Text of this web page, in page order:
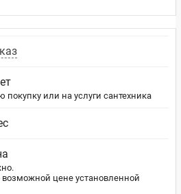
покупку или на услуги сантехника
цене установленной